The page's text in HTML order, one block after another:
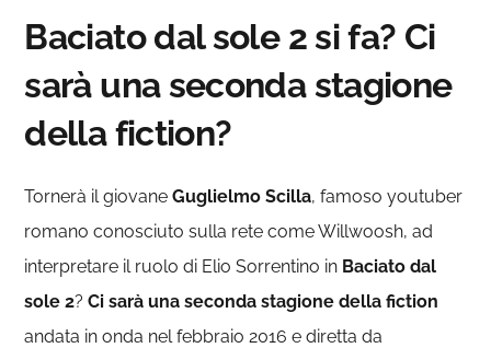
Baciato dal sole 2 si fa? Ci
sarà una seconda stagione
della fiction?
Tornerà il giovaneGuglielmo Scilla, famoso youtuber
romano conosciuto sulla rete come Willwoosh, ad
interpretare il ruolo di Elio Sorrentino in Baciato dal
sole 2?Ci sarà una seconda stagione della fiction
andata in onda nel febbraio 2016 e diretta da